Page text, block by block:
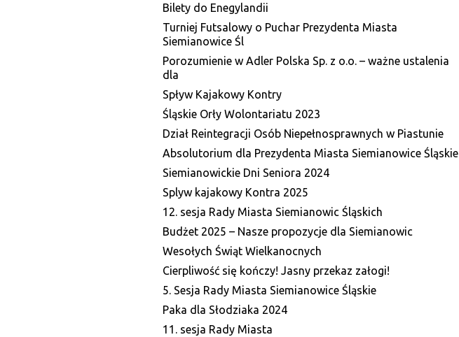
Bilety do Enegylandii
Turniej Futsalowy o Puchar Prezydenta Miasta
Siemianowice Śl
Porozumienie w Adler Polska Sp. z o.o. – ważne ustalenia
dla
Spływ Kajakowy Kontry
Śląskie Orły Wolontariatu 2023
Dział Reintegracji Osób Niepełnosprawnych w Piastunie
Absolutorium dla Prezydenta Miasta Siemianowice Śląskie
Siemianowickie Dni Seniora 2024
Splyw kajakowy Kontra 2025
12. sesja Rady Miasta Siemianowic Śląskich
Budżet 2025 – Nasze propozycje dla Siemianowic
Wesołych Świąt Wielkanocnych
Cierpliwość się kończy! Jasny przekaz załogi!
5. Sesja Rady Miasta Siemianowice Śląskie
Paka dla Słodziaka 2024
11. sesja Rady Miasta